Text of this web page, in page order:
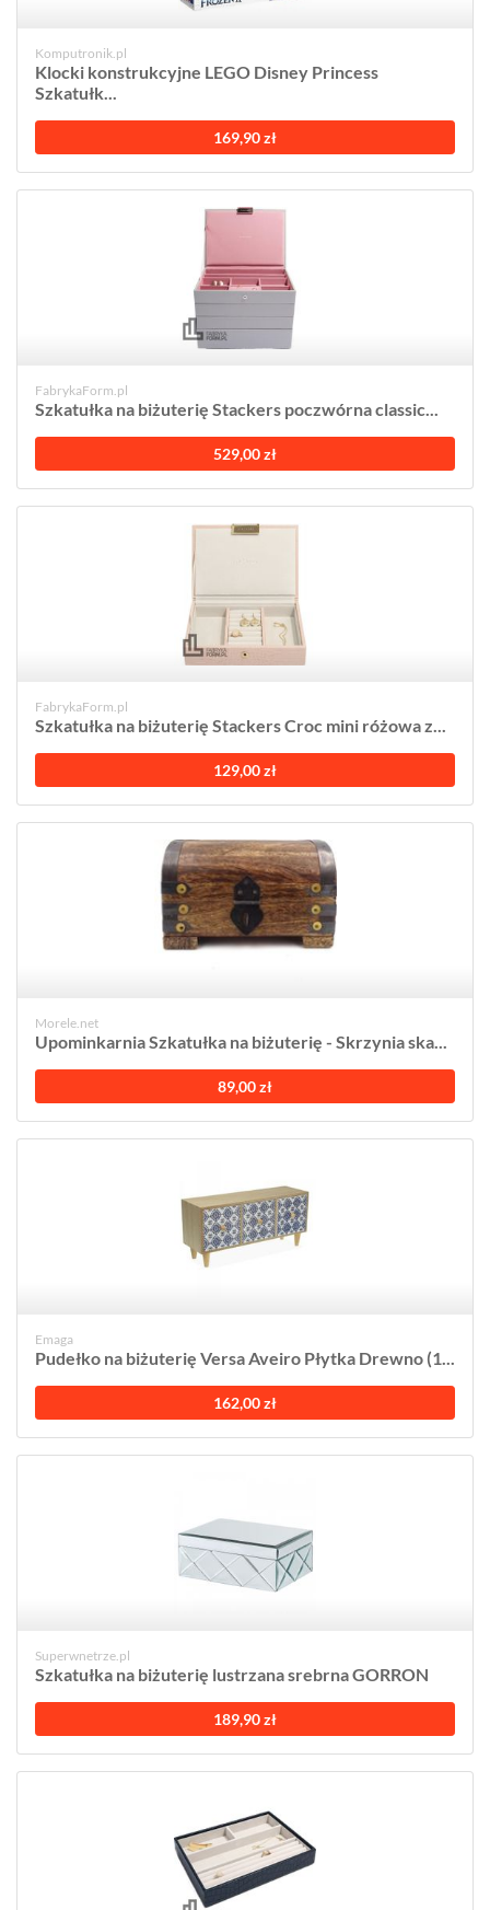
Komputronik.pl
Klocki konstrukcyjne LEGO Disney Princess
Szkatułk...
169,90 zł
FabrykaForm.pl
Szkatułka na biżuterię Stackers poczwórna classic...
529,00 zł
FabrykaForm.pl
Szkatułka na biżuterię Stackers Croc mini różowa z...
129,00 zł
Morele.net
Upominkarnia Szkatułka na biżuterię - Skrzynia ska...
89,00 zł
Emaga
Pudełko na biżuterię Versa Aveiro Płytka Drewno (1...
162,00 zł
Superwnetrze.pl
Szkatułka na biżuterię lustrzana srebrna GORRON
189,90 zł